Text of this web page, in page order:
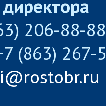
206-88-
(863) 267-